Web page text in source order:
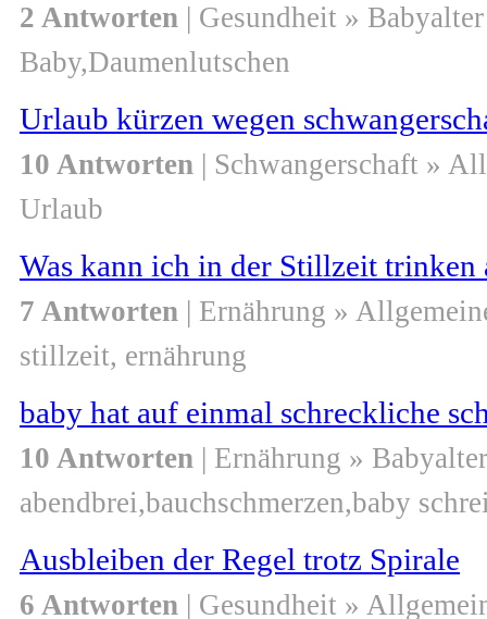
2 Antworten | Gesundheit » Babyalter
Baby,Daumenlutschen
Urlaub kürzen wegen
10 Antworten | Schwangerschaft »
Urlaub
Was kann ich in der Stillzeit trinken
7 Antworten | Ernährung »
stillzeit, ernährung
baby hat auf einmal schreckliche
10 Antworten | Ernährung » Babyalter
abendbrei,bauchschmerzen,baby
Ausbleiben der Regel trotz Spirale
6 Antworten | Gesundheit »